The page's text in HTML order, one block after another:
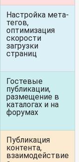
Настройка мета-
тегов,
оптимизация
скорости
загрузки
страниц
Гостевые
публикации,
размещение в
каталогах и на
форумах
Публикация
контента,
взаимодействие